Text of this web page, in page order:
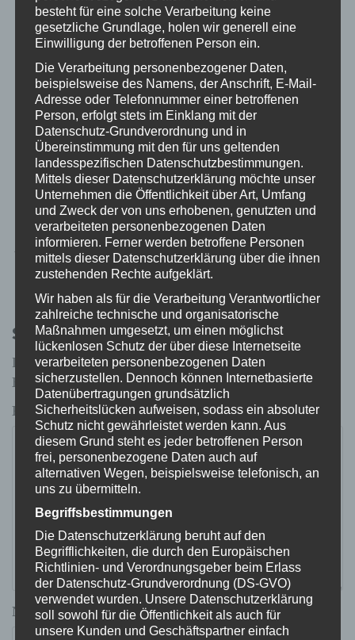
Toozey Schleppleine
Beitragsnavigation
← Cora Pet Hunderollwagen 2 Räder
VOX: Martin Rütter auf dem Hunnenhof →
Schreibe einen Kommentar
Deine E-Mail-Adresse wird nicht veröffentlicht.
Erforderliche Felder sind mit*markiert
Kommentar*
Name*
besteht für eine solche Verarbeitung keine
gesetzliche Grundlage, holen wir generell eine
Einwilligung der betroffenen Person ein.
Die Verarbeitung personenbezogener Daten,
beispielsweise des Namens, der Anschrift, E-Mail-
Adresse oder Telefonnummer einer betroffenen
Person, erfolgt stets im Einklang mit der
Datenschutz-Grundverordnung und in
Übereinstimmung mit den für uns geltenden
landesspezifischen Datenschutzbestimmungen.
Mittels dieser Datenschutzerklärung möchte unser
Unternehmen die Öffentlichkeit über Art, Umfang
und Zweck der von uns erhobenen, genutzten und
verarbeiteten personenbezogenen Daten
informieren. Ferner werden betroffene Personen
mittels dieser Datenschutzerklärung über die ihnen
zustehenden Rechte aufgeklärt.
Wir haben als für die Verarbeitung Verantwortlicher
zahlreiche technische und organisatorische
Maßnahmen umgesetzt, um einen möglichst
lückenlosen Schutz der über diese Internetseite
verarbeiteten personenbezogenen Daten
sicherzustellen. Dennoch können Internetbasierte
Datenübertragungen grundsätzlich
Sicherheitslücken aufweisen, sodass ein absoluter
Schutz nicht gewährleistet werden kann. Aus
diesem Grund steht es jeder betroffenen Person
frei, personenbezogene Daten auch auf
alternativen Wegen, beispielsweise telefonisch, an
uns zu übermitteln.
Begriffsbestimmungen
Die Datenschutzerklärung beruht auf den
Begrifflichkeiten, die durch den Europäischen
Richtlinien- und Verordnungsgeber beim Erlass
der Datenschutz-Grundverordnung (DS-GVO)
verwendet wurden. Unsere Datenschutzerklärung
soll sowohl für die Öffentlichkeit als auch für
unsere Kunden und Geschäftspartner einfach